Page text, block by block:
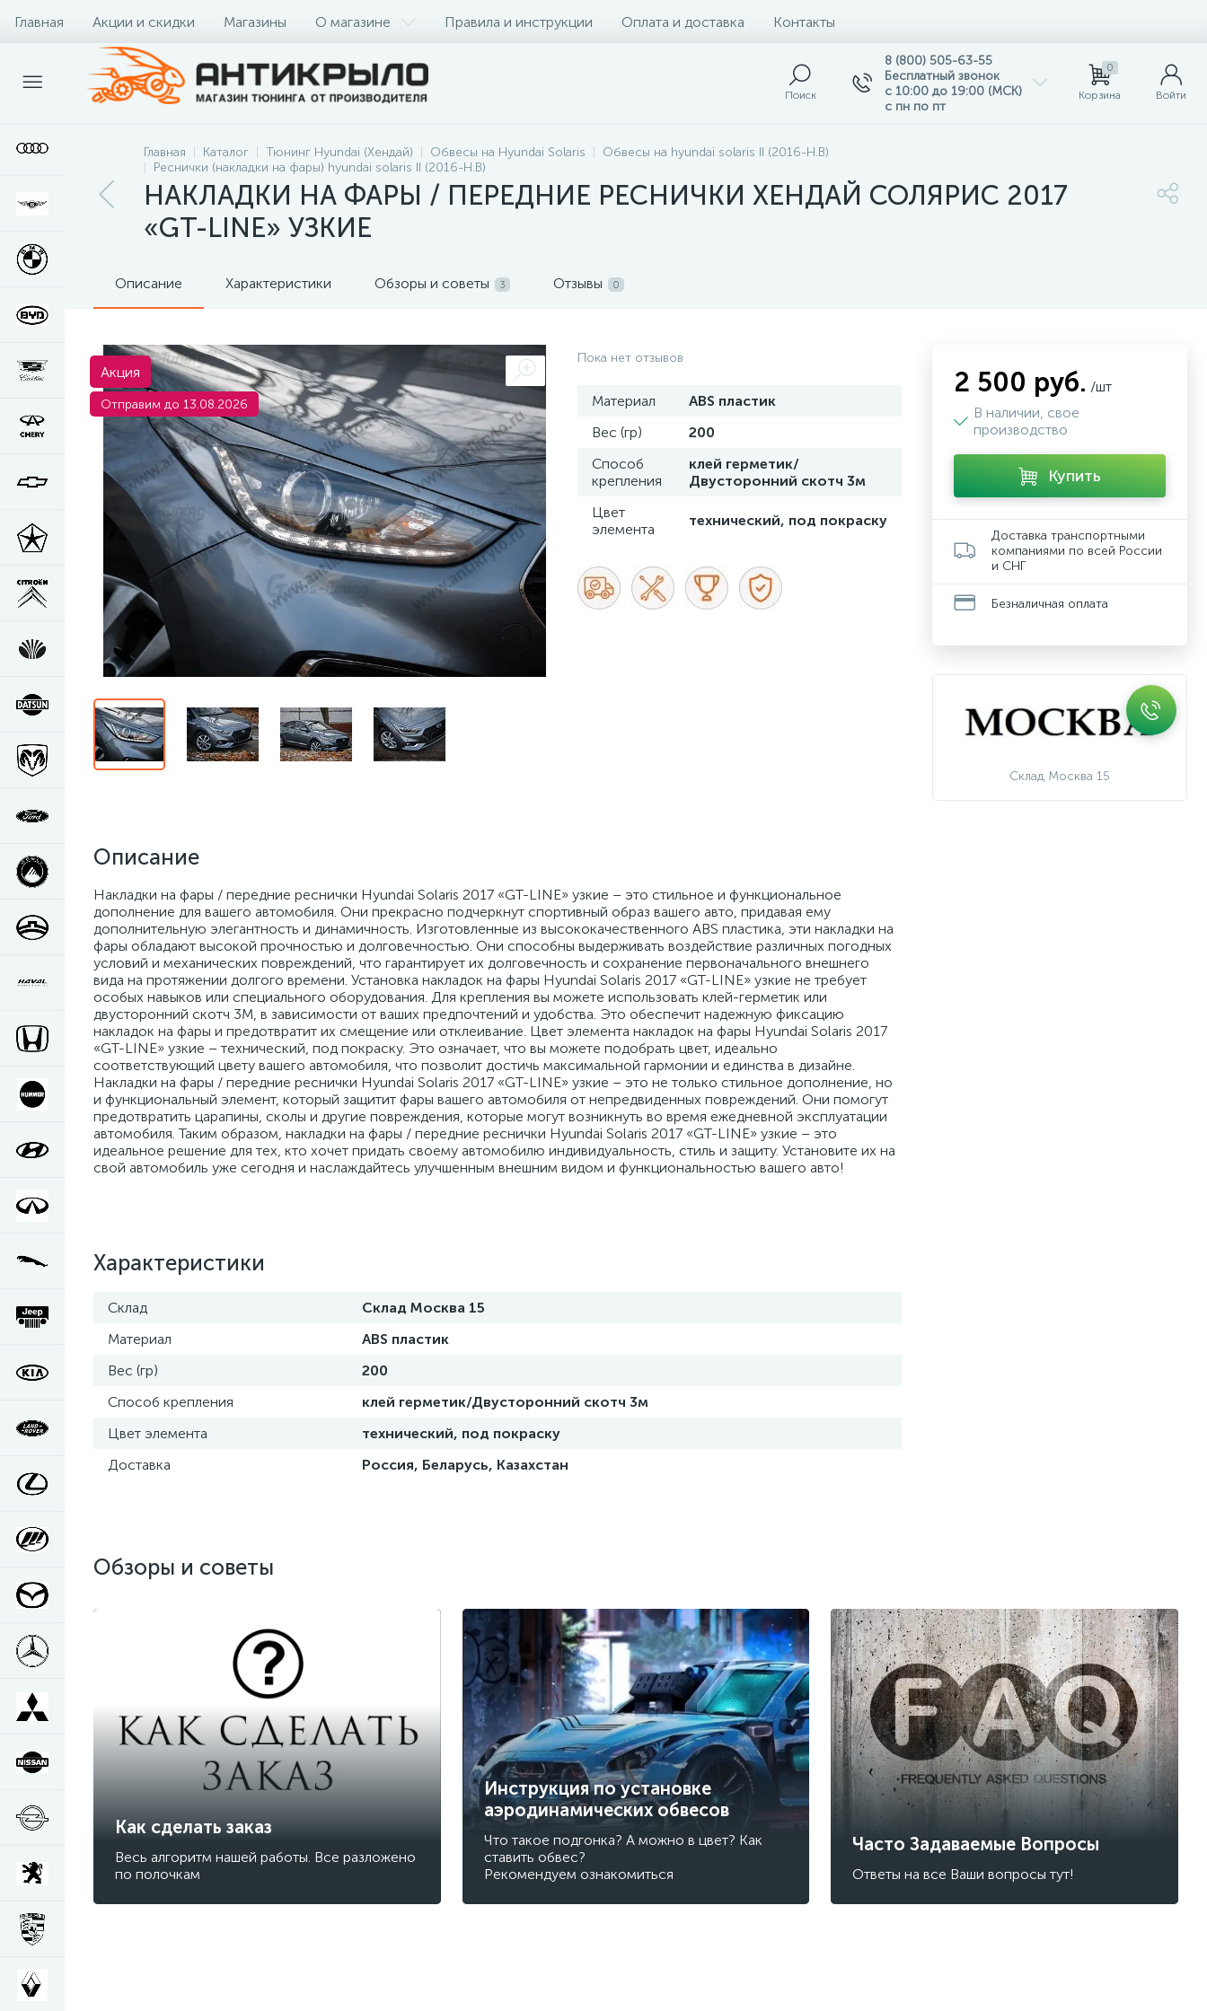
Главная Акции и скидки Магазины О магазине Правила и инструкции Оплата и доставка Контакты
Поиск
8 (800) 505-63-55
Бесплатный звонок
с 10:00 до 19:00 (МСК)
с пн по пт
0
Корзина Войти
Главная Каталог Тюнинг Hyundai (Хендай) Обвесы на Hyundai Solaris
Обвесы на hyundai solaris II (2016-Н.В)
Реснички (накладки на фары) hyundai solaris II (2016-Н.В)
НАКЛАДКИ НА ФАРЫ / ПЕРЕДНИЕ РЕСНИЧКИ ХЕНДАЙ СОЛЯРИС 2017
«GT-LINE» УЗКИЕ
Описание Характеристики Обзоры и советы 3 Отзывы 0
Акция
Отправим до 13.08.2026
Пока нет отзывов
Материал
ABS пластик
Вес (гр)
200
Способ
крепления
клей герметик/
Двусторонний скотч 3м
Цвет
элемента
технический, под покраску
Описание
Накладки на фары / передние реснички Hyundai Solaris 2017 «GT-LINE» узкие – это стильное и функциональное
дополнение для вашего автомобиля. Они прекрасно подчеркнут спортивный образ вашего авто, придавая ему
дополнительную элегантность и динамичность. Изготовленные из высококачественного ABS пластика, эти накладки на
фары обладают высокой прочностью и долговечностью. Они способны выдерживать воздействие различных погодных
условий и механических повреждений, что гарантирует их долговечность и сохранение первоначального внешнего
вида на протяжении долгого времени. Установка накладок на фары Hyundai Solaris 2017 «GT-LINE» узкие не требует
особых навыков или специального оборудования. Для крепления вы можете использовать клей-герметик или
двусторонний скотч 3M, в зависимости от ваших предпочтений и удобства. Это обеспечит надежную фиксацию
накладок на фары и предотвратит их смещение или отклеивание. Цвет элемента накладок на фары Hyundai Solaris 2017
«GT-LINE» узкие – технический, под покраску. Это означает, что вы можете подобрать цвет, идеально
соответствующий цвету вашего автомобиля, что позволит достичь максимальной гармонии и единства в дизайне.
Накладки на фары / передние реснички Hyundai Solaris 2017 «GT-LINE» узкие – это не только стильное дополнение, но
и функциональный элемент, который защитит фары вашего автомобиля от непредвиденных повреждений. Они помогут
предотвратить царапины, сколы и другие повреждения, которые могут возникнуть во время ежедневной эксплуатации
автомобиля. Таким образом, накладки на фары / передние реснички Hyundai Solaris 2017 «GT-LINE» узкие – это
идеальное решение для тех, кто хочет придать своему автомобилю индивидуальность, стиль и защиту. Установите их на
свой автомобиль уже сегодня и наслаждайтесь улучшенным внешним видом и функциональностью вашего авто!
Характеристики
Склад
Склад Москва 15
Материал
ABS пластик
Вес (гр)
200
Способ крепления
клей герметик/Двусторонний скотч 3м
Цвет элемента
технический, под покраску
Доставка
Россия, Беларусь, Казахстан
2 500 руб. /шт
В наличии, свое
производство
Купить
Доставка транспортными
компаниями по всей России
и СНГ
Безналичная оплата
Склад Москва 15
Обзоры и советы
Как сделать заказ
Весь алгоритм нашей работы. Все разложено
по полочкам
Инструкция по установке
аэродинамических обвесов
Что такое подгонка? А можно в цвет? Как
ставить обвес?
Рекомендуем ознакомиться
Часто Задаваемые Вопросы
Ответы на все Ваши вопросы тут!